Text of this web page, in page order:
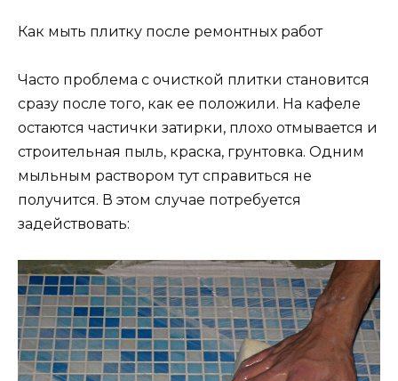
Как мыть плитку после ремонтных работ
Часто проблема с очисткой плитки становится
сразу после того, как ее положили. На кафеле
остаются частички затирки, плохо отмывается и
строительная пыль, краска, грунтовка. Одним
мыльным раствором тут справиться не
получится. В этом случае потребуется
задействовать: